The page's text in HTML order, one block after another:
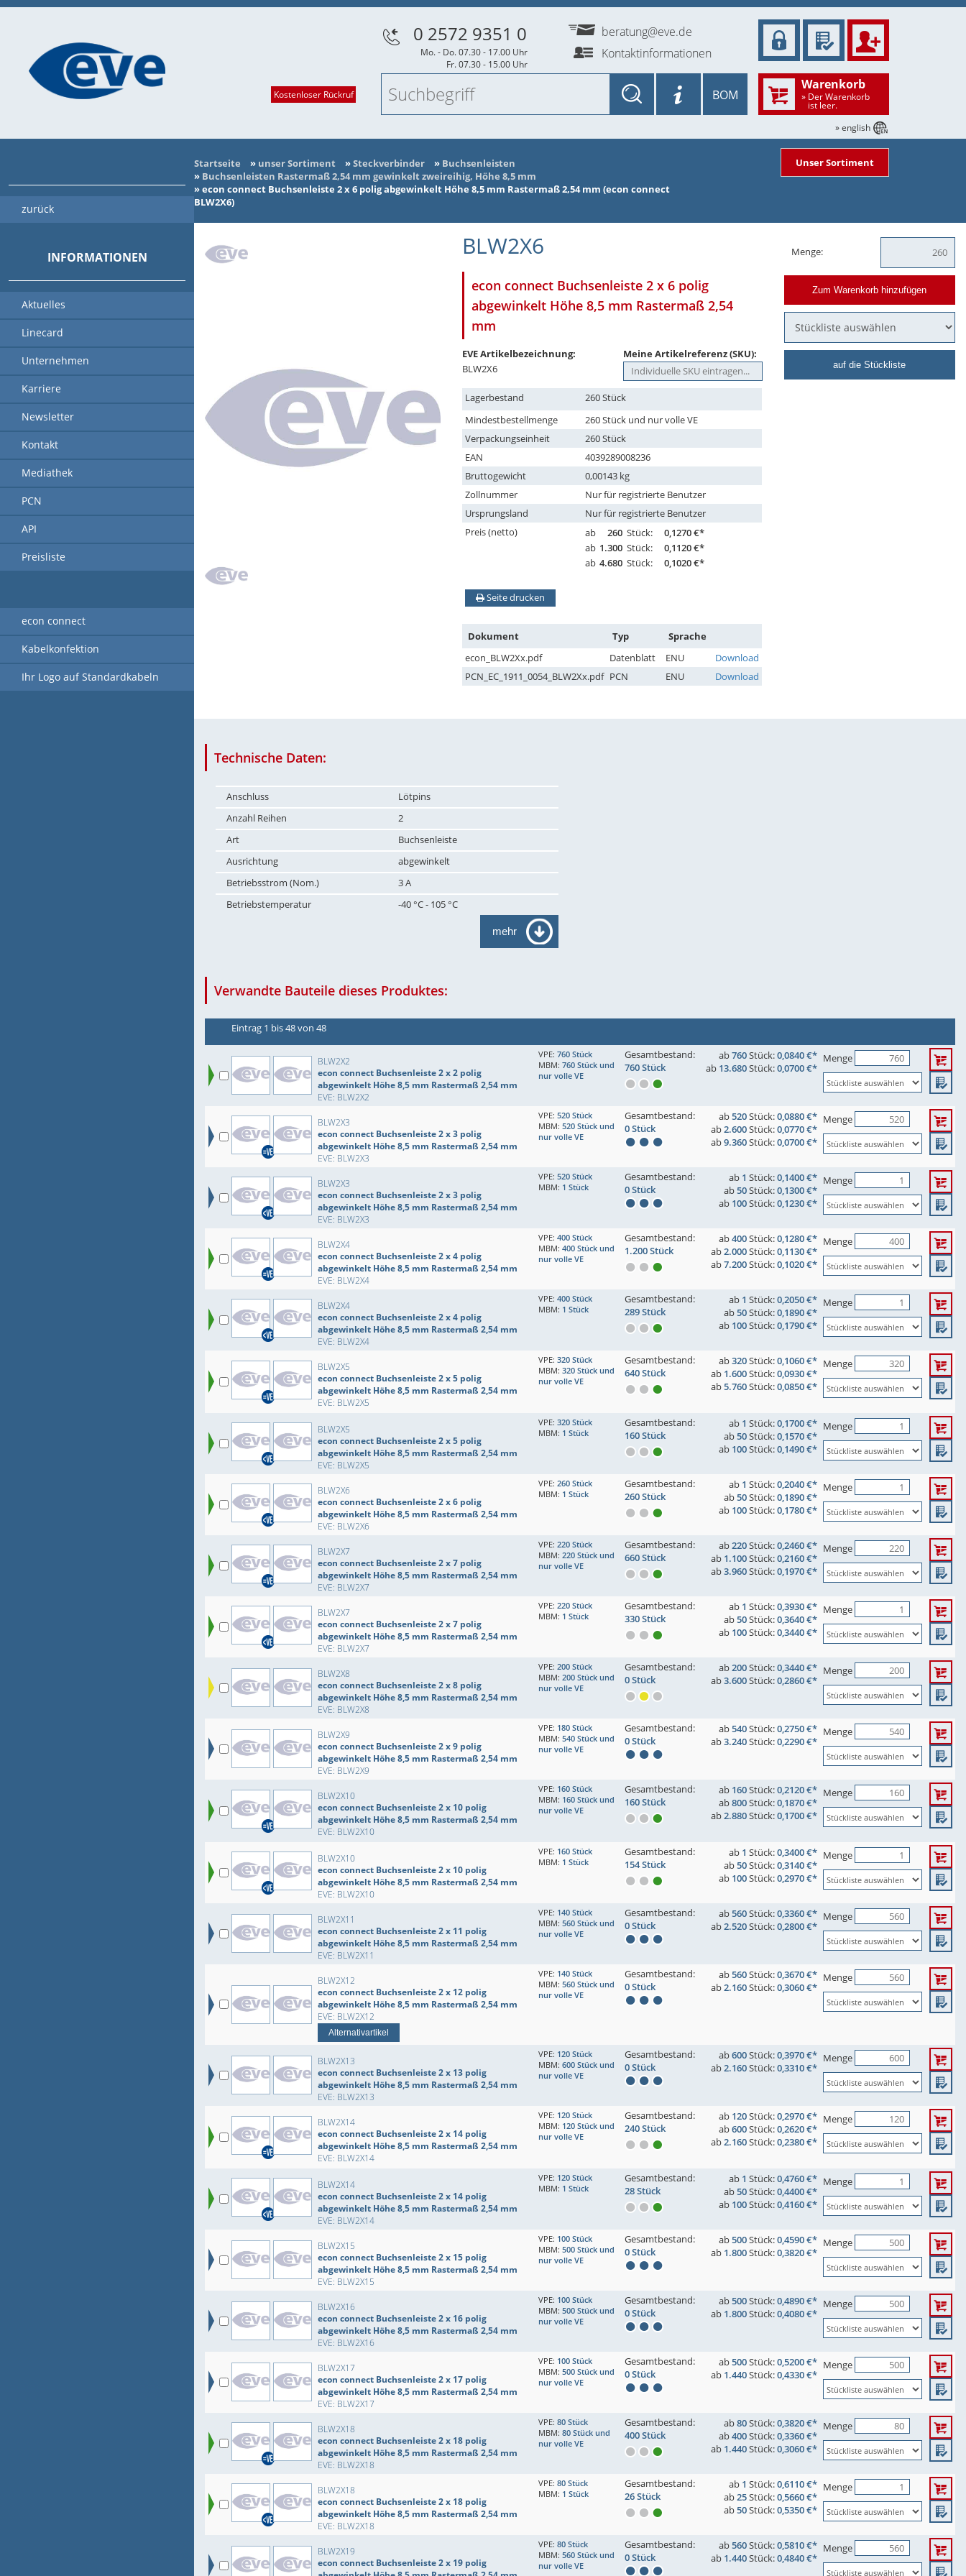
Startseite » unser Sortiment »Steckverbinder » Buchsenleisten
» Buchsenleisten Rastermaß 2,54 mm gewinkelt zweireihig, Höhe 8,5 mm
»econ connect Buchsenleiste 2 x 6 polig abgewinkelt Höhe 8,5 mm Rastermaß 2,54 mm (econ connect
BLW2X6)
Unser Sortiment
BLW2X6
econ connect Buchsenleiste 2 x 6 polig
abgewinkelt Höhe 8,5 mm Rastermaß 2,54
mm
EVE Artikelbezeichnung:
BLW2X6
Meine Artikelreferenz (SKU):
Lagerbestand
260 Stück
Mindestbestellmenge
260 Stück und nur volle VE
Verpackungseinheit
260 Stück
EAN
4039289008236
Bruttogewicht
0,00143 kg
Zollnummer
Nur für registrierte Benutzer
Ursprungsland
Nur für registrierte Benutzer
Preis (netto)
ab 260 Stück:
0,1270 €*
ab 1.300 Stück:
0,1120 €*
ab 4.680 Stück: 0,1020 €*
Seite drucken
Dokument Typ
Sprache
econ_BLW2Xx.pdf
Datenblatt ENU
Download
PCN_EC_1911_0054_BLW2Xx.pdf PCN ENU Download
Menge:
Zum Warenkorb hinzufügen
auf die Stückliste
Technische Daten:
Anschluss
Lötpins
Anzahl Reihen
2
Art
Buchsenleiste
Ausrichtung
abgewinkelt
Betriebsstrom (Nom.)
3 A
Betriebstemperatur
-40 °C - 105 °C
mehr
Verwandte Bauteile dieses Produktes:
Eintrag 1 bis 48 von 48
BLW2X2
econ connect Buchsenleiste 2 x 2 polig
abgewinkelt Höhe 8,5 mm Rastermaß 2,54 mm
EVE: BLW2X2
VPE: 760 Stück
MBM: 760 Stück und
nur volle VE
Gesamtbestand:
760 Stück
ab760Stück:0,0840 €*
ab 13.680Stück:0,0700 €*
Menge
BLW2X3
econ connect Buchsenleiste 2 x 3 polig
abgewinkelt Höhe 8,5 mm Rastermaß 2,54 mm
EVE: BLW2X3
VPE: 520 Stück
MBM: 520 Stück und
nur volle VE
Gesamtbestand:
0 Stück
ab520Stück:0,0880 €*
ab2.600Stück:0,0770 €*
ab9.360Stück:0,0700 €*
Menge
BLW2X3
econ connect Buchsenleiste 2 x 3 polig
abgewinkelt Höhe 8,5 mm Rastermaß 2,54 mm
EVE: BLW2X3
VPE: 520 Stück
MBM: 1 Stück
Gesamtbestand:
0 Stück
ab 1 Stück:0,1400 €*
ab50Stück:0,1300 €*
ab 100Stück:0,1230 €*
Menge
BLW2X4
econ connect Buchsenleiste 2 x 4 polig
abgewinkelt Höhe 8,5 mm Rastermaß 2,54 mm
EVE: BLW2X4
VPE: 400 Stück
MBM: 400 Stück und
nur volle VE
Gesamtbestand:
1.200 Stück
ab400Stück:0,1280 €*
ab2.000Stück:0,1130 €*
ab7.200Stück:0,1020 €*
Menge
BLW2X4
econ connect Buchsenleiste 2 x 4 polig
abgewinkelt Höhe 8,5 mm Rastermaß 2,54 mm
EVE: BLW2X4
VPE: 400 Stück
MBM: 1 Stück
Gesamtbestand:
289 Stück
ab 1 Stück:0,2050 €*
ab50Stück:0,1890 €*
ab 100Stück:0,1790 €*
Menge
BLW2X5
econ connect Buchsenleiste 2 x 5 polig
abgewinkelt Höhe 8,5 mm Rastermaß 2,54 mm
EVE: BLW2X5
VPE: 320 Stück
MBM: 320 Stück und
nur volle VE
Gesamtbestand:
640 Stück
ab320Stück:0,1060 €*
ab 1.600Stück:0,0930 €*
ab5.760Stück:0,0850 €*
Menge
BLW2X5
econ connect Buchsenleiste 2 x 5 polig
abgewinkelt Höhe 8,5 mm Rastermaß 2,54 mm
EVE: BLW2X5
VPE: 320 Stück
MBM: 1 Stück
Gesamtbestand:
160 Stück
ab 1 Stück:0,1700 €*
ab50Stück:0,1570 €*
ab 100Stück:0,1490 €*
Menge
BLW2X6
econ connect Buchsenleiste 2 x 6 polig
abgewinkelt Höhe 8,5 mm Rastermaß 2,54 mm
EVE: BLW2X6
VPE: 260 Stück
MBM: 1 Stück
Gesamtbestand:
260 Stück
ab 1 Stück:0,2040 €*
ab50Stück:0,1890 €*
ab 100Stück:0,1780 €*
Menge
BLW2X7
econ connect Buchsenleiste 2 x 7 polig
abgewinkelt Höhe 8,5 mm Rastermaß 2,54 mm
EVE: BLW2X7
VPE: 220 Stück
MBM: 220 Stück und
nur volle VE
Gesamtbestand:
660 Stück
ab220Stück:0,2460 €*
ab 1.100Stück:0,2160 €*
ab3.960Stück:0,1970 €*
Menge
BLW2X7
econ connect Buchsenleiste 2 x 7 polig
abgewinkelt Höhe 8,5 mm Rastermaß 2,54 mm
EVE: BLW2X7
VPE: 220 Stück
MBM: 1 Stück
Gesamtbestand:
330 Stück
ab 1 Stück:0,3930 €*
ab50Stück:0,3640 €*
ab 100Stück:0,3440 €*
Menge
BLW2X8
econ connect Buchsenleiste 2 x 8 polig
abgewinkelt Höhe 8,5 mm Rastermaß 2,54 mm
EVE: BLW2X8
VPE: 200 Stück
MBM: 200 Stück und
nur volle VE
Gesamtbestand:
0 Stück
ab200Stück:0,3440 €*
ab3.600Stück:0,2860 €*
Menge
BLW2X9
econ connect Buchsenleiste 2 x 9 polig
abgewinkelt Höhe 8,5 mm Rastermaß 2,54 mm
EVE: BLW2X9
VPE: 180 Stück
MBM: 540 Stück und
nur volle VE
Gesamtbestand:
0 Stück
ab540Stück:0,2750 €*
ab3.240Stück:0,2290 €*
Menge
BLW2X10
econ connect Buchsenleiste 2 x 10 polig
abgewinkelt Höhe 8,5 mm Rastermaß 2,54 mm
EVE: BLW2X10
VPE: 160 Stück
MBM: 160 Stück und
nur volle VE
Gesamtbestand:
160 Stück
ab 160Stück:0,2120 €*
ab800Stück:0,1870 €*
ab2.880Stück:0,1700 €*
Menge
BLW2X10
econ connect Buchsenleiste 2 x 10 polig
abgewinkelt Höhe 8,5 mm Rastermaß 2,54 mm
EVE: BLW2X10
VPE: 160 Stück
MBM: 1 Stück
Gesamtbestand:
154 Stück
ab 1 Stück:0,3400 €*
ab50Stück:0,3140 €*
ab 100Stück:0,2970 €*
Menge
BLW2X11
econ connect Buchsenleiste 2 x 11 polig
abgewinkelt Höhe 8,5 mm Rastermaß 2,54 mm
EVE: BLW2X11
VPE: 140 Stück
MBM: 560 Stück und
nur volle VE
Gesamtbestand:
0 Stück
ab560Stück:0,3360 €*
ab2.520Stück:0,2800 €*
Menge
BLW2X12
econ connect Buchsenleiste 2 x 12 polig
abgewinkelt Höhe 8,5 mm Rastermaß 2,54 mm
EVE: BLW2X12
Alternativartikel
VPE: 140 Stück
MBM: 560 Stück und
nur volle VE
Gesamtbestand:
0 Stück
ab560Stück:0,3670 €*
ab2.160Stück:0,3060 €*
Menge
BLW2X13
econ connect Buchsenleiste 2 x 13 polig
abgewinkelt Höhe 8,5 mm Rastermaß 2,54 mm
EVE: BLW2X13
VPE: 120 Stück
MBM: 600 Stück und
nur volle VE
Gesamtbestand:
0 Stück
ab600Stück:0,3970 €*
ab2.160Stück:0,3310 €*
Menge
BLW2X14
econ connect Buchsenleiste 2 x 14 polig
abgewinkelt Höhe 8,5 mm Rastermaß 2,54 mm
EVE: BLW2X14
VPE: 120 Stück
MBM: 120 Stück und
nur volle VE
Gesamtbestand:
240 Stück
ab 120Stück:0,2970 €*
ab600Stück:0,2620 €*
ab2.160Stück:0,2380 €*
Menge
BLW2X14
econ connect Buchsenleiste 2 x 14 polig
abgewinkelt Höhe 8,5 mm Rastermaß 2,54 mm
EVE: BLW2X14
VPE: 120 Stück
MBM: 1 Stück
Gesamtbestand:
28 Stück
ab 1 Stück:0,4760 €*
ab50Stück:0,4400 €*
ab 100Stück:0,4160 €*
Menge
BLW2X15
econ connect Buchsenleiste 2 x 15 polig
abgewinkelt Höhe 8,5 mm Rastermaß 2,54 mm
EVE: BLW2X15
VPE: 100 Stück
MBM: 500 Stück und
nur volle VE
Gesamtbestand:
0 Stück
ab500Stück:0,4590 €*
ab 1.800Stück:0,3820 €*
Menge
BLW2X16
econ connect Buchsenleiste 2 x 16 polig
abgewinkelt Höhe 8,5 mm Rastermaß 2,54 mm
EVE: BLW2X16
VPE: 100 Stück
MBM: 500 Stück und
nur volle VE
Gesamtbestand:
0 Stück
ab500Stück:0,4890 €*
ab 1.800Stück:0,4080 €*
Menge
BLW2X17
econ connect Buchsenleiste 2 x 17 polig
abgewinkelt Höhe 8,5 mm Rastermaß 2,54 mm
EVE: BLW2X17
VPE: 100 Stück
MBM: 500 Stück und
nur volle VE
Gesamtbestand:
0 Stück
ab500Stück:0,5200 €*
ab 1.440Stück:0,4330 €*
Menge
BLW2X18
econ connect Buchsenleiste 2 x 18 polig
abgewinkelt Höhe 8,5 mm Rastermaß 2,54 mm
EVE: BLW2X18
VPE: 80 Stück
MBM: 80 Stück und
nur volle VE
Gesamtbestand:
400 Stück
ab80Stück:0,3820 €*
ab400Stück:0,3360 €*
ab 1.440Stück:0,3060 €*
Menge
BLW2X18
econ connect Buchsenleiste 2 x 18 polig
abgewinkelt Höhe 8,5 mm Rastermaß 2,54 mm
EVE: BLW2X18
VPE: 80 Stück
MBM: 1 Stück
Gesamtbestand:
26 Stück
ab 1 Stück:0,6110 €*
ab25Stück:0,5660 €*
ab50Stück:0,5350 €*
Menge
BLW2X19
econ connect Buchsenleiste 2 x 19 polig
VPE: 80 Stück
MBM: 560 Stück und
nur volle VE
Gesamtbestand:
0 Stück
ab560Stück:0,5810 €*
ab 1.440Stück:0,4840 €*
Menge
Kostenloser Rückruf
0 2572 9351 0
Mo. - Do. 07.30 - 17.00 Uhr
Fr. 07.30 - 15.00 Uhr
beratung@eve.de
Kontaktinformationen
Warenkorb
» Der Warenkorb
ist leer.
BOM
» english
zurück
INFORMATIONEN
Aktuelles
Linecard
Unternehmen
Karriere
Newsletter
Kontakt
Mediathek
PCN
API
Preisliste
econ connect
Kabelkonfektion
Ihr Logo auf Standardkabeln